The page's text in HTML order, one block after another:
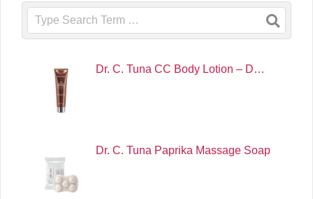
Search
Dr. C. Tuna CC Body Lotion – D…
Dr. C. Tuna Paprika Massage Soap